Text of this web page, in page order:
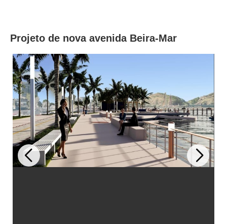
Projeto de nova avenida Beira-Mar